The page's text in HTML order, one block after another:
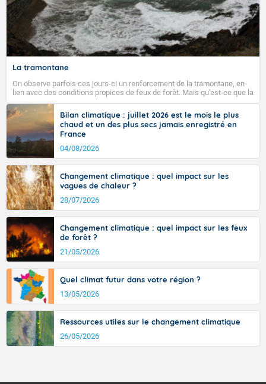
La tramontane
On observe parfois ces jours-ci un renforcement de la tramontane, en
lien avec des conditions propices de feux de forêt. Mais qu'est-ce que la
tramontane ? Quelles sont ses caractéristiques ? La tramontane est un
vent turbulent soufflant de secteur nord-ouest à nord, ou ouest à nord-
ouest, dans un secteur qui part du Roussillon à la vallée de l’Aude et à
l’ouest de l’Hérault. L’étymologie de ce vent vient du latin trasmontanus,
signifiant au-delà des monts, en allusion aux régions montagneuses
d’où provient ce vent.
Bilan climatique : juillet 2026 est le mois le plus
chaud et un des plus secs jamais enregistré en
France
04/08/2026
Changement climatique : quel impact sur les
vagues de chaleur ?
28/07/2026
Changement climatique : quel impact sur les feux
de forêt ?
21/05/2026
Quel climat futur dans votre région ?
13/05/2026
Ressources utiles sur le changement climatique
26/05/2026